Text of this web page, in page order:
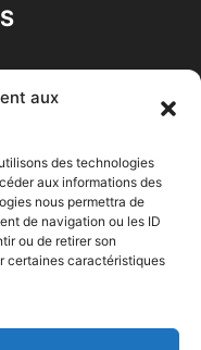
aux
des technologies
aux informations des
nous permettra de
de navigation ou les ID
ou de retirer son
certaines caractéristiques
Entrepreneur